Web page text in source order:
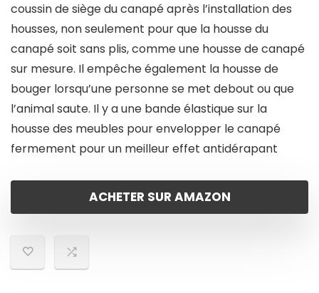
coussin de siège du canapé après l’installation des
housses, non seulement pour que la housse du
canapé soit sans plis, comme une housse de canapé
sur mesure. Il empêche également la housse de
bouger lorsqu’une personne se met debout ou que
l’animal saute. Il y a une bande élastique sur la
housse des meubles pour envelopper le canapé
fermement pour un meilleur effet antidérapant
ACHETER SUR AMAZON